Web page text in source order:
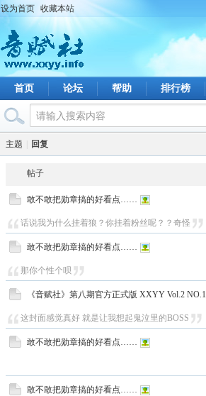
设为首页 收藏本站
首页 论坛 帮助 排行榜
主题 回复
帖子
敢不敢把勋章搞的好看点……
话说我为什么挂着狼？你挂着粉丝呢？？奇怪
敢不敢把勋章搞的好看点……
那你个性个呗
《音赋社》第八期官方正式版 XXYY Vol.2 NO.1
这封面感觉真好 就是让我想起鬼泣里的BOSS
敢不敢把勋章搞的好看点……
敢不敢把勋章搞的好看点……